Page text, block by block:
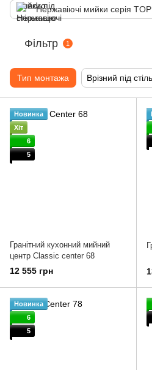
Нержавіючі мийки серія TOP
Фільтр 1
Тип монтажа Врізний під
Новинка
Хіт
6
5
Гранітний кухонний мийний
центр Classic center 68
12 555 грн
Новинка
6
5